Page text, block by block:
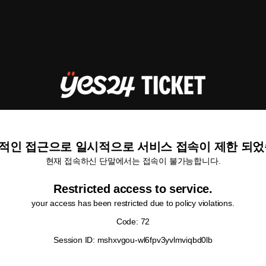
인 접근으로 일시적으로 서비스 접속이 제한 되
현재 접속하신 단말에서는 접속이 불가능합니다.
Restricted access to service.
your access has been restricted due to policy violations.
Code: 72
Session ID: mshxvgou-wl6fpv3yvlmviqbd0lb